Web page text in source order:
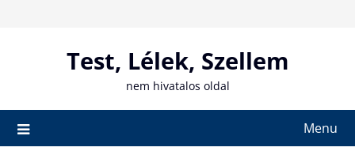
Test, Lélek, Szellem
nem hivatalos oldal
Menu